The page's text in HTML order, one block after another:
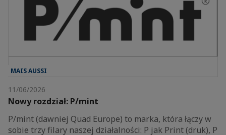
MAIS AUSSI
11/06/2026
Nowy rozdział: P/mint
P/mint (dawniej Quad Europe) to marka, która łączy w
sobie trzy filary naszej działalności: P jak Print (druk), P